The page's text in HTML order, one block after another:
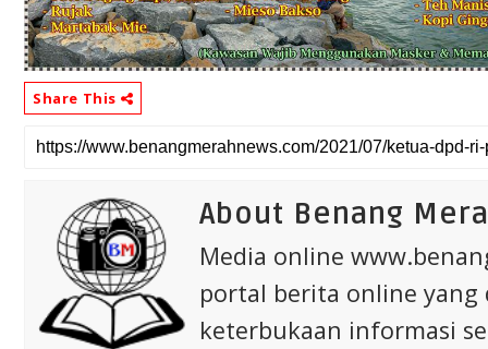
Share This
About Benang
Media online
portal berita online
keterbukaan informasi